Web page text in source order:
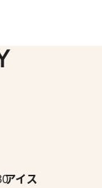
イス